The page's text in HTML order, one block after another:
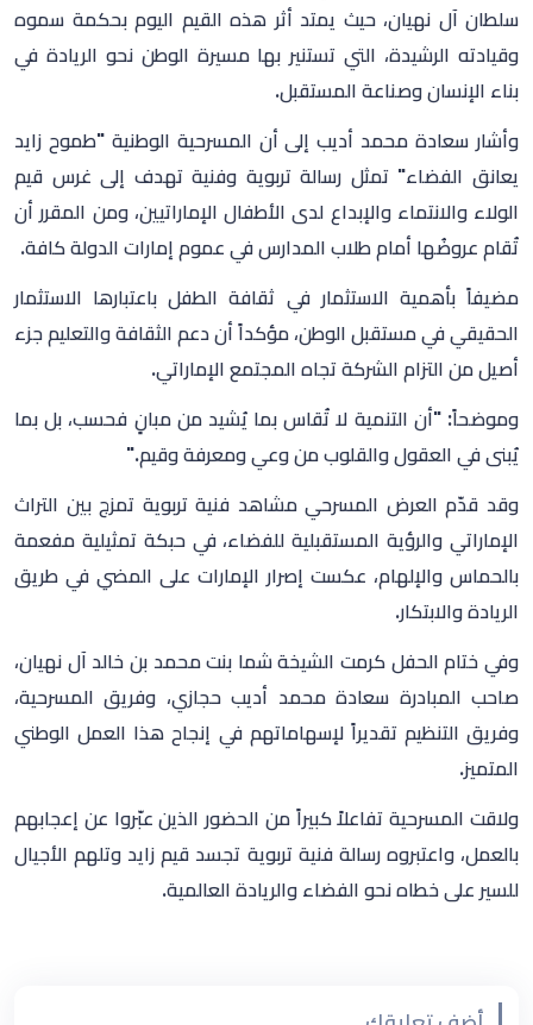
سلطان آل نهيان، حيث يمتد أثر هذه القيم اليوم بحكمة سموه
وقيادته الرشيدة، التي تستنير بها مسيرة الوطن نحو الريادة في
بناء الإنسان وصناعة المستقبل.
وأشار سعادة محمد أديب إلى أن المسرحية الوطنية "طموح زايد
يعانق الفضاء" تمثل رسالة تربوية وفنية تهدف إلى غرس قيم
الولاء والانتماء والإبداع لدى الأطفال الإماراتيين، ومن المقرر أن
تُقام عروضُها أمام طلاب المدارس في عموم إمارات الدولة كافة.
مضيفاً بأهمية الاستثمار في ثقافة الطفل باعتبارها الاستثمار
الحقيقي في مستقبل الوطن، مؤكداً أن دعم الثقافة والتعليم جزء
أصيل من التزام الشركة تجاه المجتمع الإماراتي.
وموضحاً: "أن التنمية لا تُقاس بما يُشيد من مبانٍ فحسب، بل بما
يُبنى في العقول والقلوب من وعي ومعرفة وقيم."
وقد قدّم العرض المسرحي مشاهد فنية تربوية تمزج بين التراث
الإماراتي والرؤية المستقبلية للفضاء، في حبكة تمثيلية مفعمة
بالحماس والإلهام، عكست إصرار الإمارات على المضي في طريق
الريادة والابتكار.
وفي ختام الحفل كرمت الشيخة شما بنت محمد بن خالد آل نهيان،
صاحب المبادرة سعادة محمد أديب حجازي، وفريق المسرحية،
وفريق التنظيم تقديراً لإسهاماتهم في إنجاح هذا العمل الوطني
المتميز.
ولاقت المسرحية تفاعلاً كبيراً من الحضور الذين عبّروا عن إعجابهم
بالعمل، واعتبروه رسالة فنية تربوية تجسد قيم زايد وتلهم الأجيال
للسير على خطاه نحو الفضاء والريادة العالمية.